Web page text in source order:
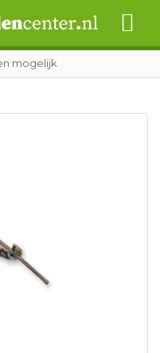
mogelijk